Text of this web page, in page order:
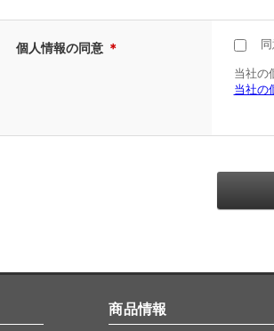
個人情報の同意 ＊
当社の
当社の
商品情報